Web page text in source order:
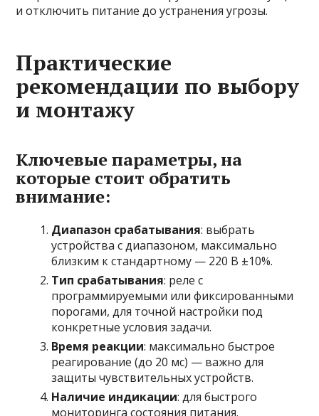
и отключить питание до устранения угрозы.
Практические
рекомендации по выбору
и монтажу
Ключевые параметры, на
которые стоит обратить
внимание:
Диапазон срабатывания: выбрать
устройства с диапазоном, максимально
близким к стандартному — 220 В ±10%.
Тип срабатывания: реле с
программируемыми или фиксированными
порогами, для точной настройки под
конкретные условия задачи.
Время реакции: максимально быстрое
реагирование (до 20 мс) — важно для
защиты чувствительных устройств.
Наличие индикации: для быстрого
мониторинга состояния питания.